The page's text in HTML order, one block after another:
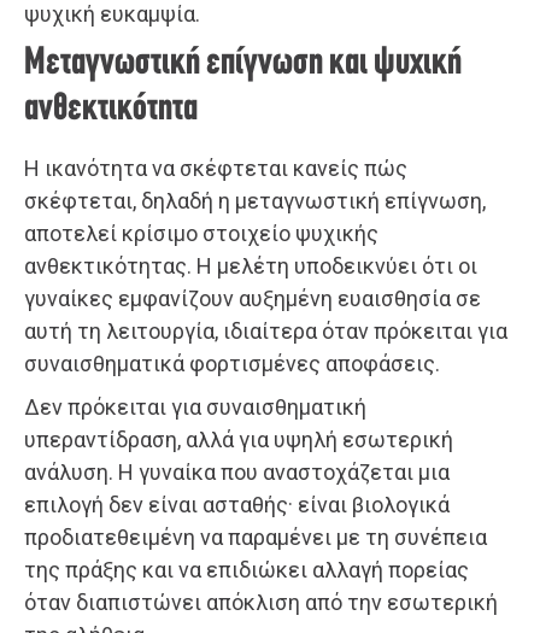
ψυχική ευκαμψία.
Μεταγνωστική επίγνωση και ψυχική
ανθεκτικότητα
Η ικανότητα να σκέφτεται κανείς πώς
σκέφτεται, δηλαδή η μεταγνωστική επίγνωση,
αποτελεί κρίσιμο στοιχείο ψυχικής
ανθεκτικότητας. Η μελέτη υποδεικνύει ότι οι
γυναίκες εμφανίζουν αυξημένη ευαισθησία σε
αυτή τη λειτουργία, ιδιαίτερα όταν πρόκειται για
συναισθηματικά φορτισμένες αποφάσεις.
Δεν πρόκειται για συναισθηματική
υπεραντίδραση, αλλά για υψηλή εσωτερική
ανάλυση. Η γυναίκα που αναστοχάζεται μια
επιλογή δεν είναι ασταθής· είναι βιολογικά
προδιατεθειμένη να παραμένει με τη συνέπεια
της πράξης και να επιδιώκει αλλαγή πορείας
όταν διαπιστώνει απόκλιση από την εσωτερική